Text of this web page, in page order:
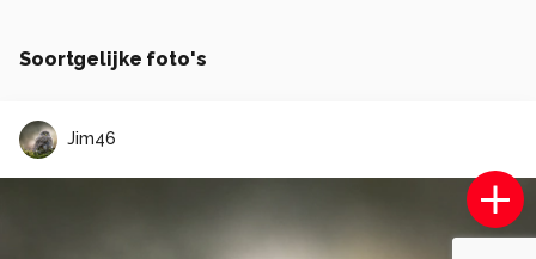
Soortgelijke foto's
Jim46